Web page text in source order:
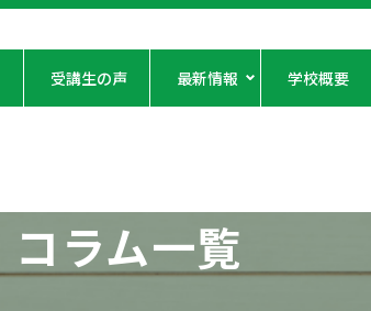
受講生の声 最新情報 学校概要
コラム一覧